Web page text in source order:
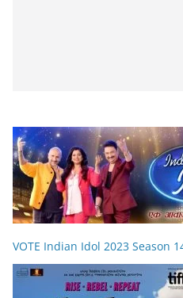
VOTE Indian Idol 2023 Season